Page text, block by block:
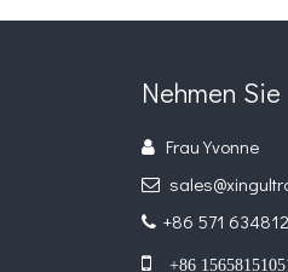
Nehmen
 Frau Yvonne

 +86 571
 +86